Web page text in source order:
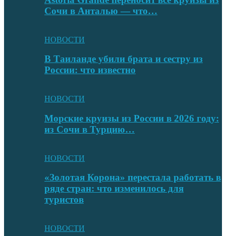
Сочи в Анталью — что…
НОВОСТИ
В Таиланде убили брата и сестру из
России: что известно
НОВОСТИ
Морские круизы из России в 2026 году:
из Сочи в Турцию…
НОВОСТИ
«Золотая Корона» перестала работать в
ряде стран: что изменилось для
туристов
НОВОСТИ